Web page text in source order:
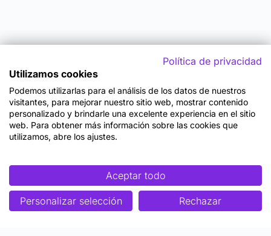
Política de privacidad
Utilizamos cookies
Podemos utilizarlas para el análisis de los datos de nuestros
visitantes, para mejorar nuestro sitio web, mostrar contenido
personalizado y brindarle una excelente experiencia en el sitio
web. Para obtener más información sobre las cookies que
utilizamos, abre los ajustes.
Aceptar todo
Personalizar selección Rechazar